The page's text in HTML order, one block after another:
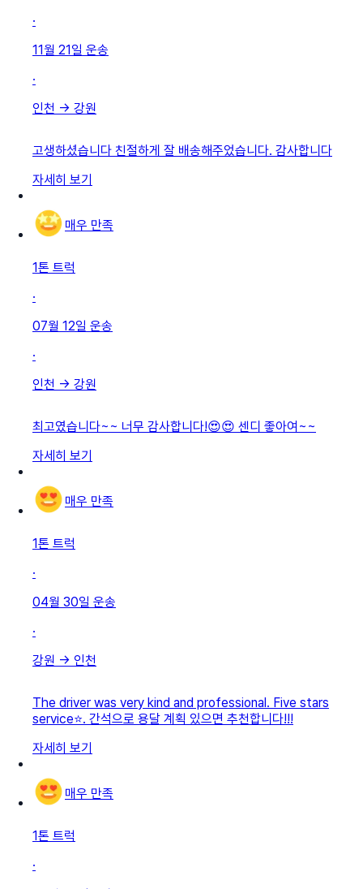
·
11월 21일 운송
·
인천 → 강원
고생하셨습니다 친절하게 잘 배송해주었습니다. 감사합니다
자세히 보기
매우 만족
1톤 트럭
·
07월 12일 운송
·
인천 → 강원
최고였습니다~~ 너무 감사합니다!😍😍 센디 좋아여~~
자세히 보기
매우 만족
1톤 트럭
·
04월 30일 운송
·
강원 → 인천
The driver was very kind and professional. Five stars
service⭐️. 간석으로 용달 계획 있으면 추천합니다!!!
자세히 보기
매우 만족
1톤 트럭
·